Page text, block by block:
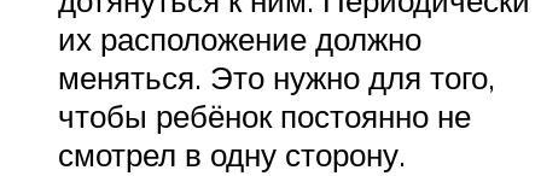
их расположение должно
меняться. Это нужно для того,
чтобы ребёнок постоянно не
смотрел в одну сторону.